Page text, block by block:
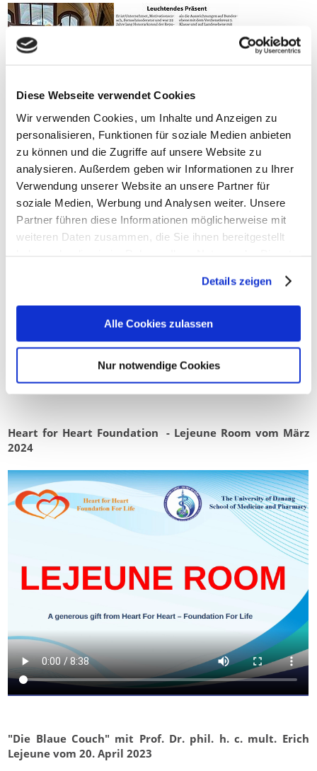
Diese Webseite verwendet Cookies
Wir verwenden Cookies, um Inhalte und Anzeigen zu
personalisieren, Funktionen für soziale Medien anbieten
zu können und die Zugriffe auf unsere Website zu
analysieren. Außerdem geben wir Informationen zu Ihrer
Verwendung unserer Website an unsere Partner für
soziale Medien, Werbung und Analysen weiter. Unsere
Partner führen diese Informationen möglicherweise mit
weiteren Daten zusammen, die Sie ihnen bereitgestellt
Details zeigen
Alle Cookies zulassen
Nur notwendige Cookies
News: Gala am 8. Juni 2024 zum 20. Geburtstag der Herz
für Herz -Stiftung für Leben!
Heart for Heart Foundation - Lejeune Room vom März
2024
"Die Blaue Couch" mit Prof. Dr. phil. h. c. mult. Erich
Lejeune vom 20. April 2023